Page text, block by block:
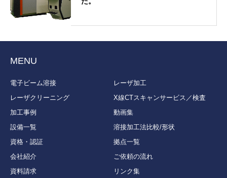
MENU
電子ビーム溶接
レーザ加工
レーザクリーニング
X線CTスキャンサービス／検査
加工事例
動画集
設備一覧
溶接加工法比較/形状
資格・認証
拠点一覧
会社紹介
ご依頼の流れ
資料請求
リンク集